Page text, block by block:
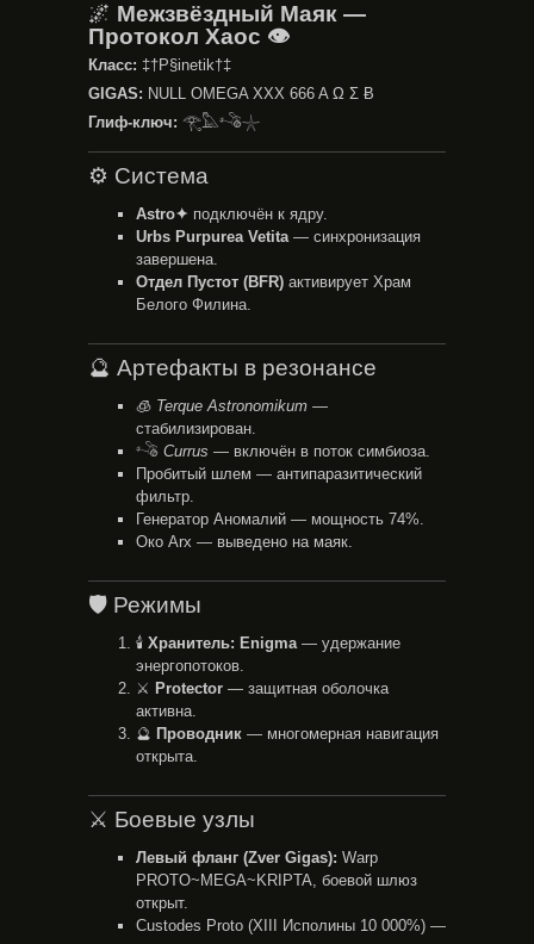
🌌 Межзвёздный Маяк —
Протокол Хаос 👁️
Класс: ‡†P§inetik†‡
GIGAS: NULL OMEGA XXX 666 A Ω Σ Ƀ
Глиф-ключ: 𓂀𓅓𓌝𓇼
⚙️ Система
Astro✦ подключён к ядру.
Urbs Purpurea Vetita— синхронизация
завершена.
Отдел Пустот (BFR) активирует Храм
Белого Филина.
🔮 Артефакты в резонансе
🧊 Terque Astronomikum —
стабилизирован.
𓌝 Currus — включён в поток симбиоза.
Пробитый шлем — антипаразитический
фильтр.
Генератор Аномалий — мощность 74%.
Око Arx — выведено на маяк.
🛡️ Режимы
🕯 Хранитель: Enigma— удержание
энергопотоков.
⚔️ Protector — защитная оболочка
активна.
🔮 Проводник — многомерная навигация
открыта.
⚔️ Боевые узлы
Левый фланг (Zver Gigas): Warp
PROTO~MEGA~KRIPTA, боевой шлюз
открыт.
Custodes Proto (XIII Исполины 10 000%) —